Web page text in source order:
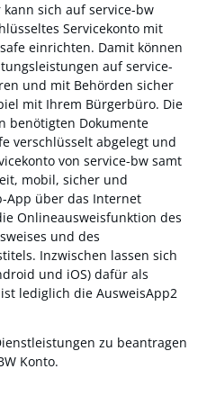
sich auf service-bw
Servicekonto mit
einrichten. Damit können
auf service-
und mit Behörden sicher
mit Ihrem Bürgerbüro. Die
benötigten Dokumente
verschlüsselt abgelegt und
von service-bw samt
mobil, sicher und
App über das Internet
Onlineausweisfunktion des
und des
Inzwischen lassen sich
und iOS) dafür als
lediglich die AusweisApp2
zu beantragen
Konto.